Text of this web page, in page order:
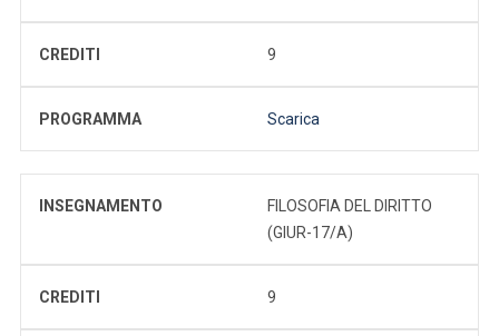
CREDITI 9
PROGRAMMA Scarica
INSEGNAMENTO
FILOSOFIA DEL DIRITTO
(GIUR-17/A)
CREDITI 9